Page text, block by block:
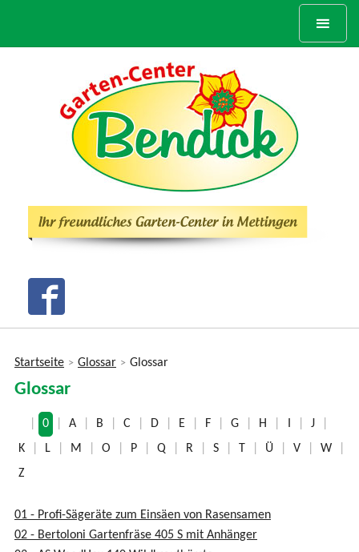
Sie
sind
hier
Startseite > Glossar > Glossar
Glossar
0 A B C D E F G H I J
K
L M O P Q R S T Ü V W
Z
01 - Profi-Sägeräte zum Einsäen von Rasensamen
02 - Bertoloni Gartenfräse 405 S mit Anhänger